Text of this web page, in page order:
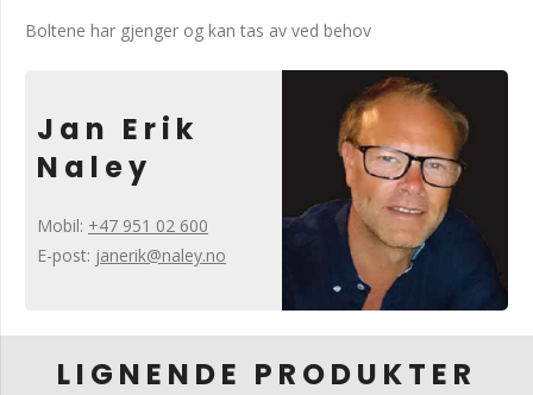
Boltene har gjenger og kan tas av ved behov
Jan Erik
Naley
Mobil: +47 951 02 600
E-post: janerik@naley.no
LIGNENDE PRODUKTER